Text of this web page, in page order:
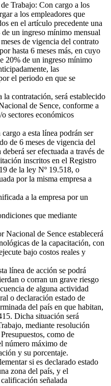
Trabajo: Con cargo a los
a los empleadores que
en el artículo precedente una
un ingreso mínimo mensual
de vigencia del contrato
hasta 6 meses más, en cuyo
20% de un ingreso mínimo
las
el periodo en que se
contratación, será establecido
de Sence, conforme a
sectores económicos
a esta línea podrán ser
de 6 meses de vigencia del
ser efectuada a través de
inscritos en el Registro
de la ley Nº 19.518, o
por la misma empresa a
a la empresa por un
que mediante
de Sence establecerá
de la capacitación, con
bajo costos reales y
línea de acción se podrá
o corran un grave riesgo
de alguna actividad
o declaración estado de
del país en que habitan,
Dicha situación será
mediante resolución
como de
número máximo de
y su porcentaje.
si es declarado estado
zona del país, y el
señalada